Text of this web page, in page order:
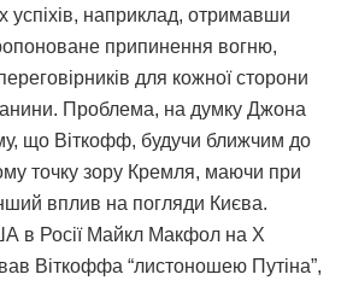
успіхів, наприклад, отримавши
припинення вогню,
для кожної сторони
Проблема, на думку Джона
що Віткофф, будучи ближчим до
точку зору Кремля, маючи при
вплив на погляди Києва.
в Росії Майкл Макфол на X
Віткоффа “листоношею Путіна”,